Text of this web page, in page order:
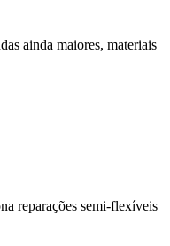
ainda maiores, materiais
reparações semi-flexíveis